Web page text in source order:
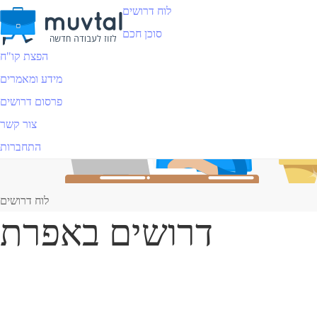
לוח דרושים
סוכן חכם
הפצת קו"ח
מידע ומאמרים
פרסום דרושים
צור קשר
התחברות
לוח דרושים
דרושים באפרת